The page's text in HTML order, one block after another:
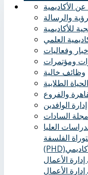
عن الأكاديمية
والرسالة
للأكاديمية
العلمي
وفعاليات
ومؤتمرات
وظائف خالية
الحياة الطلابية
والفروع
إدارة الوافدين
مجلة السادات
العليا
الفلسفة
(PHD)